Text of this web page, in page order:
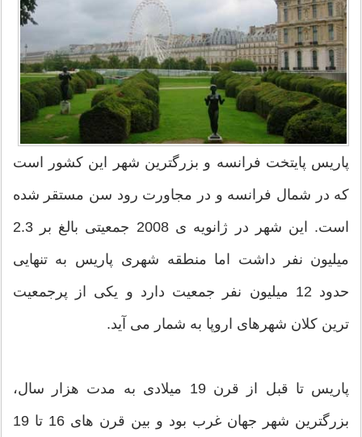
پاریس پایتخت فرانسه و بزرگترین شهر این کشور است
که در شمال فرانسه و در مجاورت رود سن مستقر شده
است. این شهر در ژانویه ی 2008 جمعیتی بالغ بر 2.3
میلیون نفر داشت اما منطقه شهری پاریس به تنهایی
حدود 12 میلیون نفر جمعیت دارد و یکی از پرجمعیت
ترین کلان شهرهای اروپا به شمار می آید.
پاریس تا قبل از قرن 19 میلادی به مدت هزار سال،
بزرگترین شهر جهان غرب بود و بین قرن های 16 تا 19